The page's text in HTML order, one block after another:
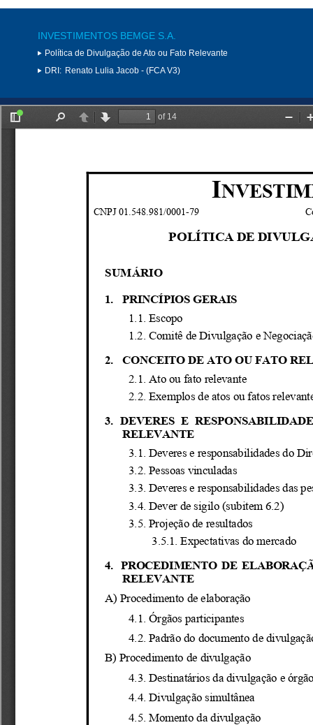
INVESTIMENTOS BEMGE S.A.
Política de Divulgação de Ato ou Fato Relevante
DRI: Renato Lulia Jacob - (FCA V3)